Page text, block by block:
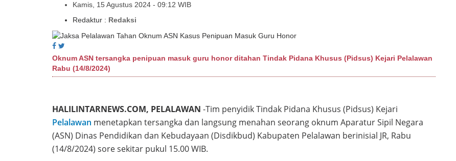
Kamis, 15 Agustus 2024 - 09:12 WIB
Redaktur : Redaksi
Oknum ASN tersangka penipuan masuk guru honor ditahan Tindak Pidana Khusus (Pidsus) Kejari Pelalawan
Rabu (14/8/2024)
HALILINTARNEWS.COM, PELALAWAN -Tim penyidik Tindak Pidana Khusus (Pidsus) Kejari
Pelalawan menetapkan tersangka dan langsung menahan seorang oknum Aparatur Sipil Negara
(ASN) Dinas Pendidikan dan Kebudayaan (Disdikbud) Kabupaten Pelalawan berinisial JR, Rabu
(14/8/2024) sore sekitar pukul 15.00 WIB.